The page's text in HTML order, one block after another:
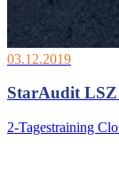
03.12.2019
StarAudit
2-Tagestraining